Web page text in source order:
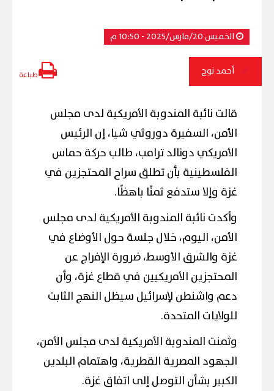
الخميس 20/مارس/2025 - 10:50 م
أحمد نوح طباعة
قالت نائبة المندوبة الأمريكية لدى مجلس
الأمن، السفيرة دوروثي شيا، إن الرئيس
الأمريكي دونالد ترامب، طالب حركة حماس
الفلسطينية بأن تطلق سراح المحتجزين في
غزة وإلا ستدفع ثمنًا باهظًا.
وأكدت نائبة المندوبة الأمريكية لدى مجلس
الأمن، اليوم، خلال جلسة حول الأوضاع في
غزة والشرق الأوسط، ضرورة الإفراج عن
المحتجزين الأمريكيين في قطاع غزة، وأن
دعم واشنطن لإسرائيل سيظل النهج الثابت
للولايات المتحدة.
وثمنت المندوبة الأمريكية لدى مجلس الأمن،
الجهود المصرية القطرية، واهتمام البلدين
الكبير بشأن التوصل إلى اتفاق غزة.